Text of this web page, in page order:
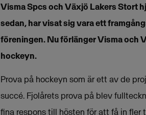
Visma Spcs och Växjö Lakers Stort
sedan, har visat sig vara ett
föreningen. Nu förlänger Visma och
hockeyn.
Prova på hockeyn som är ett av de
succé. Fjolårets prova på blev
fina respons till hösten för att få in fler